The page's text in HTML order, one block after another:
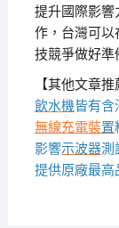
提升國際影響
作，台灣可以
技競爭做好準
【其他文章推
飲水機皆有含
無線充電裝置
影響示波器測
提供原廠最高